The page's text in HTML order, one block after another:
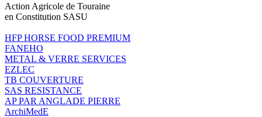
Action Agricole de Touraine
en Constitution SASU
HFP HORSE FOOD PREMIUM
FANEHO
METAL & VERRE SERVICES
EZLEC
TB COUVERTURE
SAS RESISTANCE
AP PAR ANGLADE PIERRE
ArchiMedE